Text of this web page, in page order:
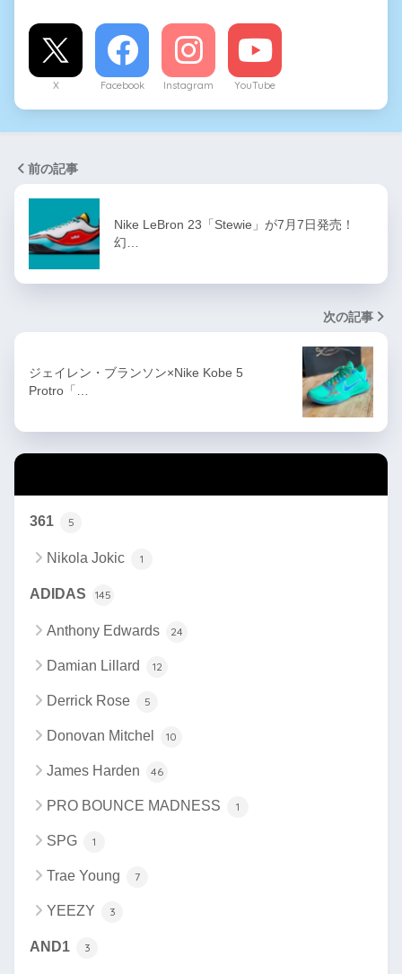
X Facebook Instagram YouTube
前の記事
Nike LeBron 23「Stewie」が7月7日発売！
幻…
次の記事
ジェイレン・ブランソン×Nike Kobe 5
Protro「…
361 5
Nikola Jokic 1
ADIDAS 145
Anthony Edwards 24
Damian Lillard 12
Derrick Rose 5
Donovan Mitchel 10
James Harden 46
PRO BOUNCE MADNESS 1
SPG 1
Trae Young 7
YEEZY 3
AND1 3